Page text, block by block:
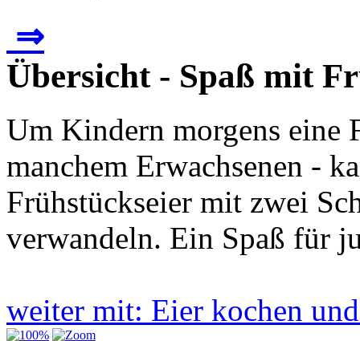
⇒
Übersicht - Spaß mit
Um Kindern morgens eine
manchem Erwachsenen -
Frühstückseier mit zwei
verwandeln. Ein Spaß für
weiter mit: Eier kochen